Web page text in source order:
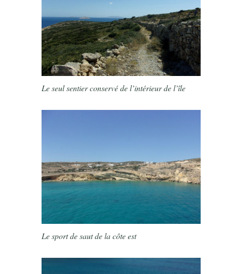
Le seul sentier conservé de l’intérieur de l’île
Le sport de saut de la côte est